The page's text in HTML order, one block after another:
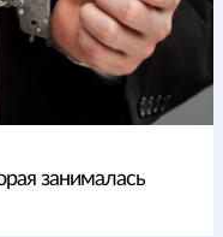
занималась